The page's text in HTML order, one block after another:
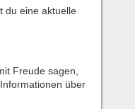
du eine aktuelle
Freude sagen,
über